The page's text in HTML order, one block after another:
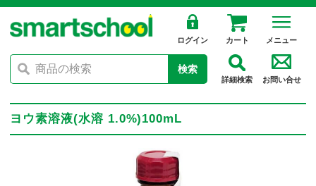
ログイン カート メニュー
検索
詳細検索 お問い合せ
ヨウ素溶液(水溶 1.0%)100mL